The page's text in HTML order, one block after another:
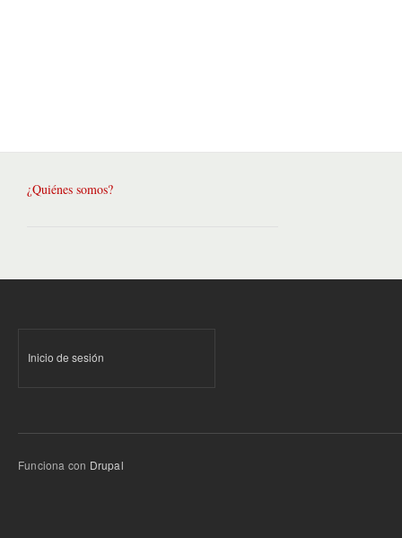
¿Quiénes somos?
Inicio de sesión
Funciona con Drupal